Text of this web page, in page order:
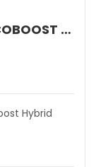
PUMA ST-LINE X 5 PORTE 1.0 ECOBOOST HYBRID 125CV MANUALE A 6 RAPPORTI
Hybrid